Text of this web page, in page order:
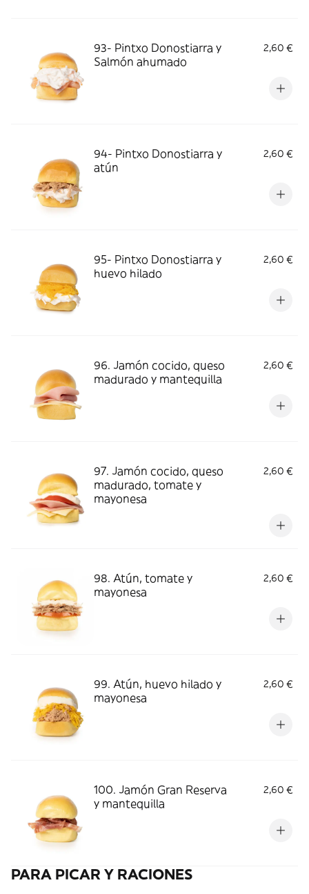
93- Pintxo Donostiarra y
Salmón ahumado
2,60 €
94- Pintxo Donostiarra y
atún
2,60 €
95- Pintxo Donostiarra y
huevo hilado
2,60 €
96. Jamón cocido, queso
madurado y mantequilla
2,60 €
97. Jamón cocido, queso
madurado, tomate y
mayonesa
2,60 €
98. Atún, tomate y
mayonesa
2,60 €
99. Atún, huevo hilado y
mayonesa
2,60 €
100. Jamón Gran Reserva
y mantequilla
2,60 €
PARA PICAR Y RACIONES